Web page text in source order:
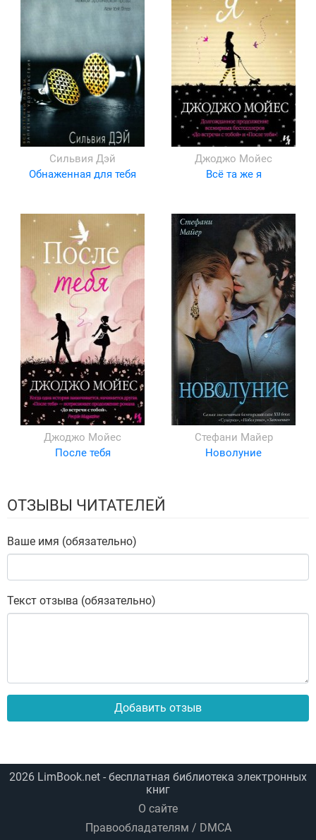
Сильвия Дэй
Обнаженная для тебя
Джоджо Мойес
Всё та же я
Джоджо Мойес
После тебя
Стефани Майер
Новолуние
ОТЗЫВЫ ЧИТАТЕЛЕЙ
Ваше имя (обязательно)
Текст отзыва (обязательно)
Добавить отзыв
2026 LimBook.net - бесплатная библиотека электронных
книг
О сайте
Правообладателям / DMCA